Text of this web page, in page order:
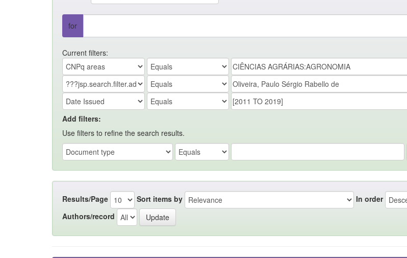
for
Current filters:
Add filters:
Use filters to refine the search results.
Results/Page Sort items by
In order
Authors/record